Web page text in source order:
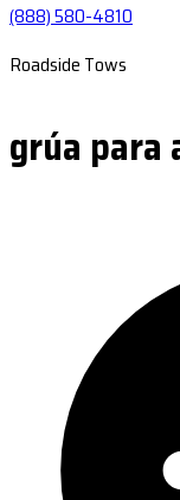
(888) 580-4810
Roadside Tows
grúa para